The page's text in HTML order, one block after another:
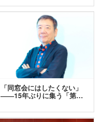
「同窓会にはしたくない」
――15年ぶりに集う「第…